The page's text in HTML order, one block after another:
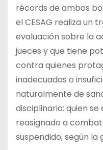
récords de ambos
el CESAG realiza un
evaluación sobre la
jueces y que tiene
contra quienes
inadecuadas o
naturalmente de
disciplinario: quien
reasignado a
suspendido, según